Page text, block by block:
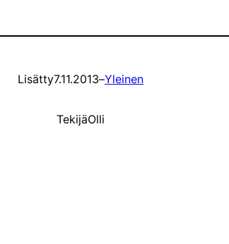
Lisätty7.11.2013–Yleinen
TekijäOlli